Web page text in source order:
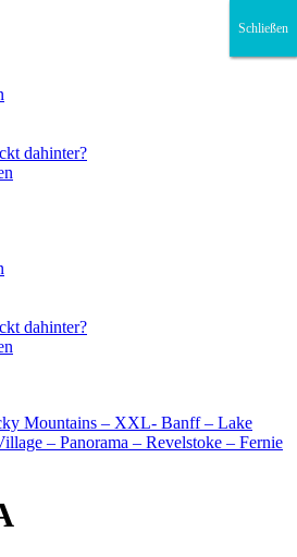
dahinter?
dahinter?
Schließen
Schließen
Schließen